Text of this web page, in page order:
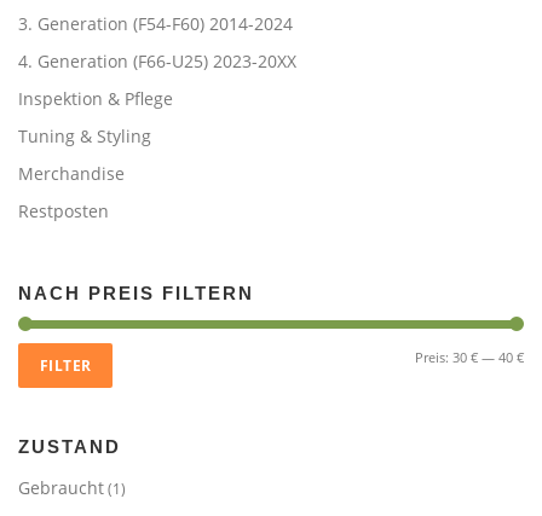
3. Generation (F54-F60) 2014-2024
4. Generation (F66-U25) 2023-20XX
Inspektion & Pflege
Tuning & Styling
Merchandise
Restposten
NACH PREIS FILTERN
FILTER Preis: 30 € — 40 €
ZUSTAND
Gebraucht(1)